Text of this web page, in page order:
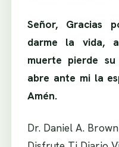
Señor, Gracias
darme la vida,
muerte pierde
abre ante mi la
Amén.
Dr. Daniel A.